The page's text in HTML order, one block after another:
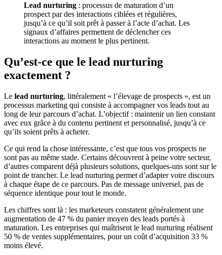
Lead nurturing : processus de maturation d’un
prospect par des interactions ciblées et régulières,
jusqu’à ce qu’il soit prêt à passer à l’acte d’achat. Les
signaux d’affaires permettent de déclencher ces
interactions au moment le plus pertinent.
Qu’est-ce que le lead nurturing
exactement ?
Le lead nurturing, littéralement « l’élevage de prospects », est un
processus marketing qui consiste à accompagner vos leads tout au
long de leur parcours d’achat. L’objectif : maintenir un lien constant
avec eux grâce à du contenu pertinent et personnalisé, jusqu’à ce
qu’ils soient prêts à acheter.
Ce qui rend la chose intéressante, c’est que tous vos prospects ne
sont pas au même stade. Certains découvrent à peine votre secteur,
d’autres comparent déjà plusieurs solutions, quelques-uns sont sur le
point de trancher. Le lead nurturing permet d’adapter votre discours
à chaque étape de ce parcours. Pas de message universel, pas de
séquence identique pour tout le monde.
Les chiffres sont là : les marketeurs constatent généralement une
augmentation de 47 % du panier moyen des leads portés à
maturation. Les entreprises qui maîtrisent le lead nurturing réalisent
50 % de ventes supplémentaires, pour un coût d’acquisition 33 %
moins élevé.